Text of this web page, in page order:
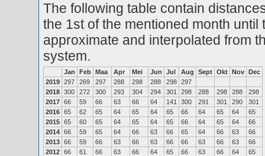
The following table contain
the 1st of the mentioned month
approximate and interpolated from
system.
Jan Feb Maa Apr Mei Jun Jul Aug Sept Okt Nov Dec
2019 297 269 297 288 298 288 298 297
2018 300 272 300 293 304 294 301 298 288 298 288
298
2017 66 59 66 63 66 64 141 300 291 301 290
301
2016 65 62 65 64 65 64 65 66 64 65 64
65
2015 65 60 65 64 65 64 65 66 64 65 64
66
2014 66 59 65 64 66 63 66 65 64 66 63
66
2013 66 59 66 63 66 63 66 66 63 66 63
66
2012 66 61 66 63 66 64 65 66 63 66 64
65